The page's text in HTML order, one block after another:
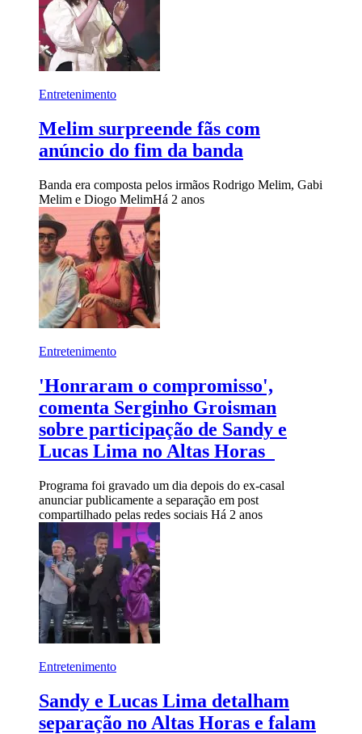
Entretenimento
Melim surpreende fãs com
anúncio do fim da banda
Banda era composta pelos irmãos Rodrigo Melim, Gabi
Melim e Diogo MelimHá 2 anos
Entretenimento
'Honraram o compromisso',
comenta Serginho Groisman
sobre participação de Sandy e
Lucas Lima no Altas Horas
Programa foi gravado um dia depois do ex-casal
anunciar publicamente a separação em post
compartilhado pelas redes sociais Há 2 anos
Entretenimento
Sandy e Lucas Lima detalham
separação no Altas Horas e falam